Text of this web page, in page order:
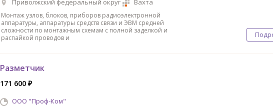
Приволжский федеральный округ
Вахта
Монтаж узлов, блоков, приборов радиоэлектронной
аппаратуры, аппаратуры средств связи и ЭВМ средней
сложности по монтажным схемам с полной заделкой и
распайкой проводов и
Разметчик
171 600 ₽
ООО "Проф-Ком"